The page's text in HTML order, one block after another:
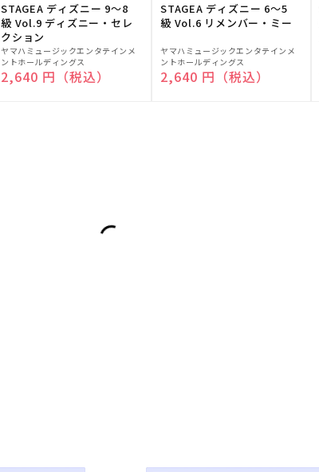
STAGEA ディズニー 9～8
級 Vol.9 ディズニー・セレ
クション
販
売
元:
ヤマハミュージックエンタテインメ
ントホールディングス
通常価格
2,640 円（税込）
STAGEA ディズニー 6～5
級 Vol.6 リメンバー・ミー
販
売
元:
ヤマハミュージックエンタテインメ
ントホールディングス
通常価格
2,640 円（税込）